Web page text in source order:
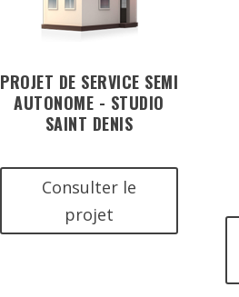
PROJET DE SERVICE SEMI
AUTONOME - STUDIO
SAINT DENIS
Consulter le
projet